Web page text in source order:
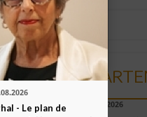
06.08.2026
- Le plan de